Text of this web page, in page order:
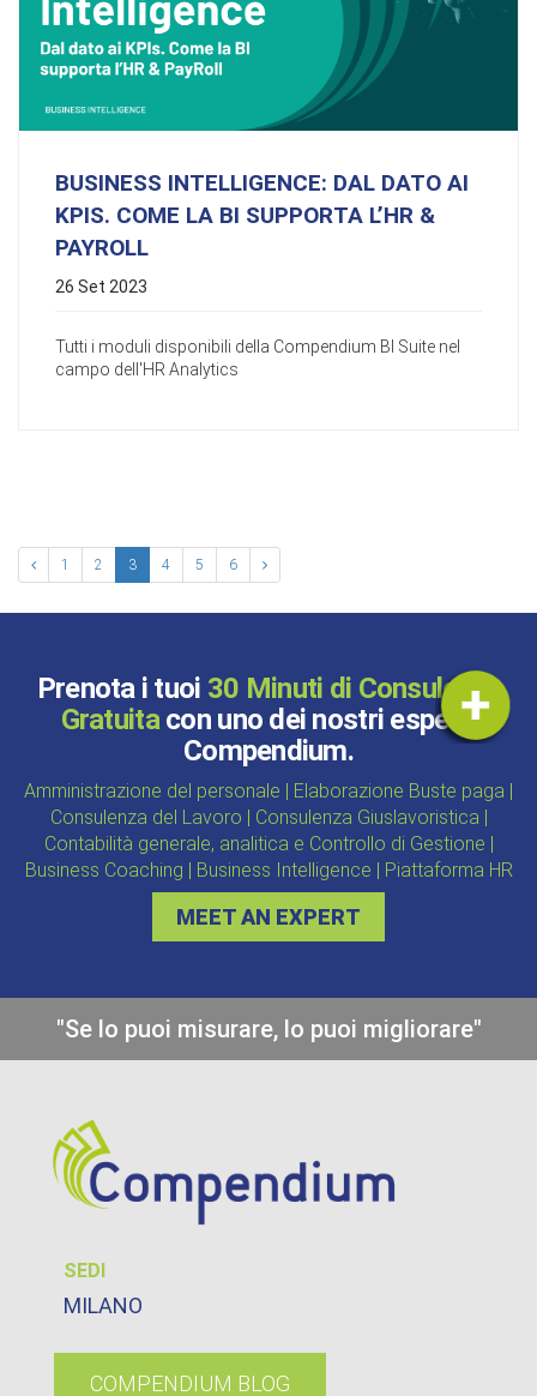
BUSINESS INTELLIGENCE: DAL DATO AI
KPIS. COME LA BI SUPPORTA L’HR &
PAYROLL
26 Set 2023
Tutti i moduli disponibili della Compendium BI Suite nel
campo dell'HR Analytics
1 2 3 4 5 6
Prenota i tuoi 30 Minuti di Consulenza
Gratuitacon uno dei nostri esperti
Compendium.
Amministrazione del personale | Elaborazione Buste paga |
Consulenza del Lavoro | Consulenza Giuslavoristica |
Contabilità generale, analitica e Controllo di Gestione |
Business Coaching | Business Intelligence | Piattaforma HR
MEET AN EXPERT
"Se lo puoi misurare, lo puoi migliorare"
SEDI
MILANO
COMPENDIUM BLOG